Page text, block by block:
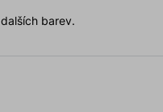
barev.